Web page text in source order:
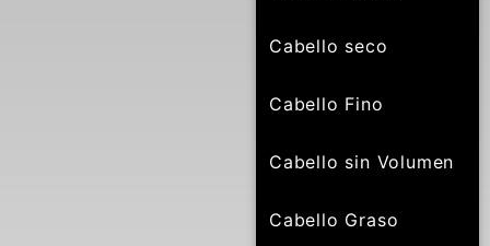
Cabello seco
Cabello Fino
Cabello sin Volumen
Cabello Graso